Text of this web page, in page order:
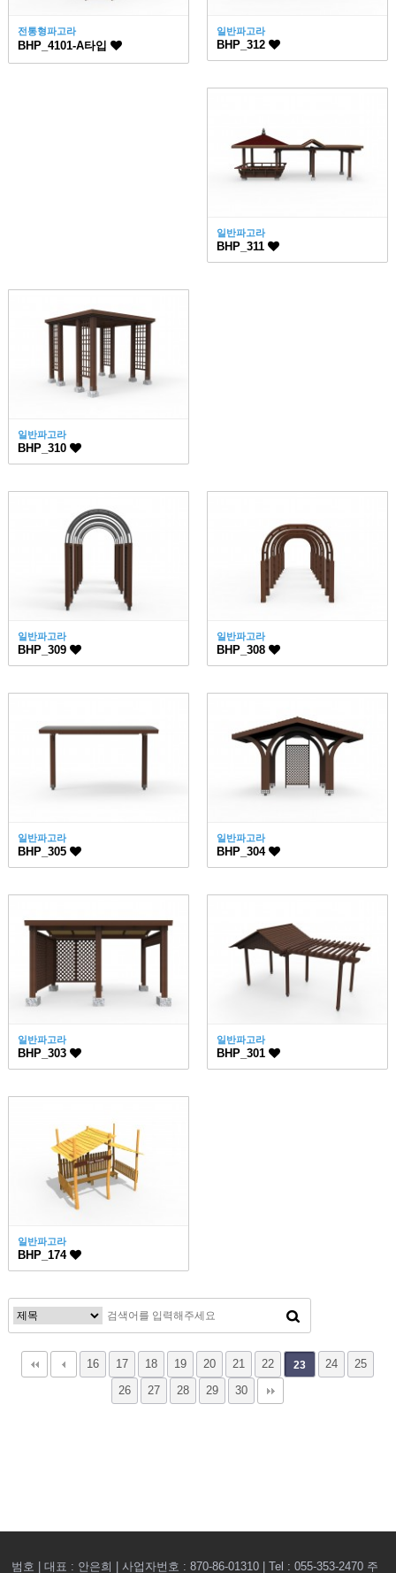
전통형파고라
BHP_4101-A타입
일반파고라
BHP_312
일반파고라
BHP_311
일반파고라
BHP_310
일반파고라
BHP_309
일반파고라
BHP_308
일반파고라
BHP_305
일반파고라
BHP_304
일반파고라
BHP_303
일반파고라
BHP_301
일반파고라
BHP_174
16 17 18 19 20 21 22 23 24
25
26
27 28 29 30
범호 | 대표 : 안은희 | 사업자번호 : 870-86-01310 | Tel : 055-353-2470 주